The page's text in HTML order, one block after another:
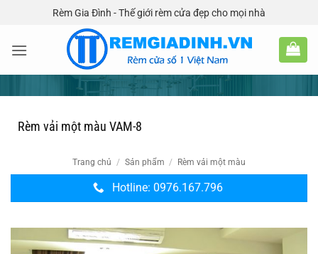
nội
Rèm Gia Đình - Thế giới rèm cửa đẹp cho mọi nhà
Rèm vải một màu VAM-8
Trang chủ / Sản phẩm / Rèm vải một màu
Hotline: 0976.167.796